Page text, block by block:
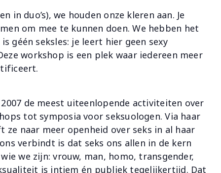
in duo’s), we houden onze kleren aan. Je
om mee te kunnen doen. We hebben het
géén seksles: je leert hier geen sexy
workshop is een plek waar iedereen meer
de meest uiteenlopende activiteiten over
tot symposia voor seksuologen. Via haar
naar meer openheid over seks in al haar
verbindt is dat seks ons allen in de kern
we zijn: vrouw, man, homo, transgender,
is intiem én publiek tegelijkertijd. Dat